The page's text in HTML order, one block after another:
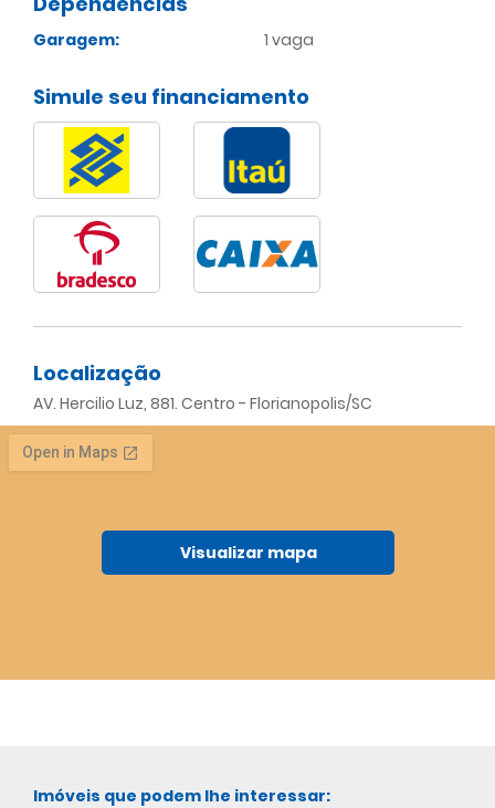
Garagem: 1 vaga
Simule seu financiamento
Localização
AV. Hercilio Luz, 881. Centro - Florianopolis/SC
Visualizar mapa
Imóveis que podem lhe interessar: